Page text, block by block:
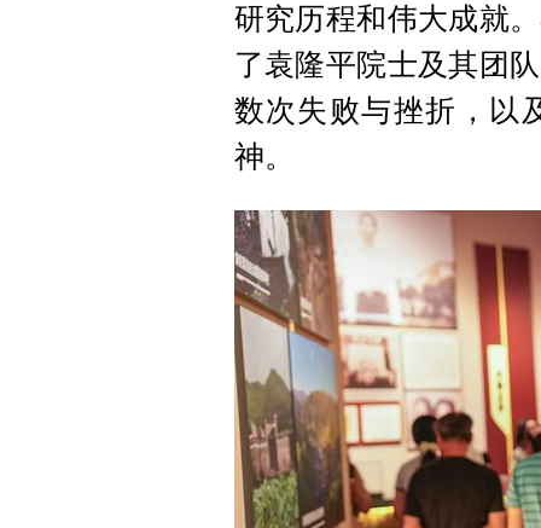
研究历程和伟大成就
了袁隆平院士及其团
数次失败与挫折，以
神。